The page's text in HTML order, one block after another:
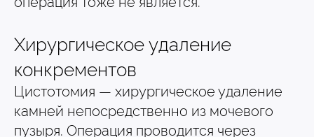
Хирургическое удаление
конкрементов
Цистотомия — хирургическое удаление
камней непосредственно из мочевого
пузыря. Операция проводится через